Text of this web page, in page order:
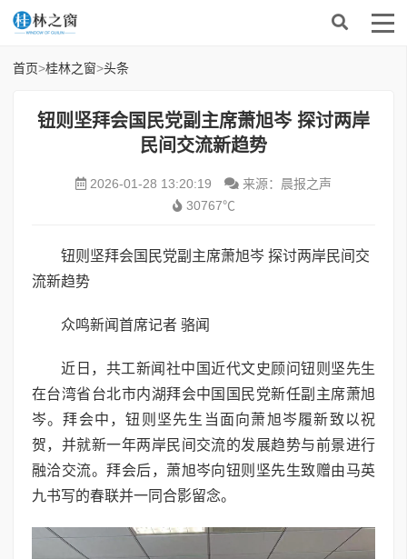
首页>桂林之窗>头条
钮则坚拜会国民党副主席萧旭岑 探讨两岸
民间交流新趋势
2026-01-28 13:20:19
来源：晨报之声
30767℃
钮则坚拜会国民党副主席萧旭岑 探讨两岸民间交
流新趋势
众鸣新闻首席记者 骆闻
近日，共工新闻社中国近代文史顾问钮则坚先生
在台湾省台北市内湖拜会中国国民党新任副主席萧旭
岑。拜会中，钮则坚先生当面向萧旭岑履新致以祝
贺，并就新一年两岸民间交流的发展趋势与前景进行
融洽交流。拜会后，萧旭岑向钮则坚先生致赠由马英
九书写的春联并一同合影留念。